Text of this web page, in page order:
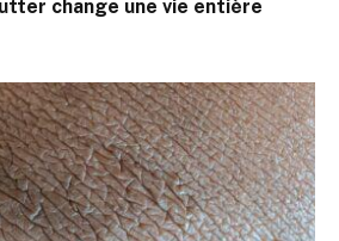
change une vie entière